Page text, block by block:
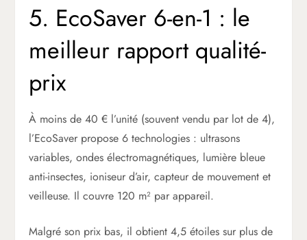
5. EcoSaver 6-en-1 : le
meilleur rapport qualité-
prix
À moins de 40 € l’unité (souvent vendu par lot de 4),
l’EcoSaver propose 6 technologies : ultrasons
variables, ondes électromagnétiques, lumière bleue
anti-insectes, ioniseur d’air, capteur de mouvement et
veilleuse. Il couvre 120 m² par appareil.
Malgré son prix bas, il obtient 4,5 étoiles sur plus de